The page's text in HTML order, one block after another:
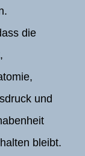
die
und
bleibt.